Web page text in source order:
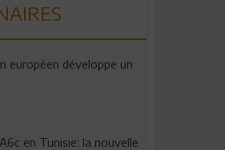
européen développe un
en Tunisie: la nouvelle